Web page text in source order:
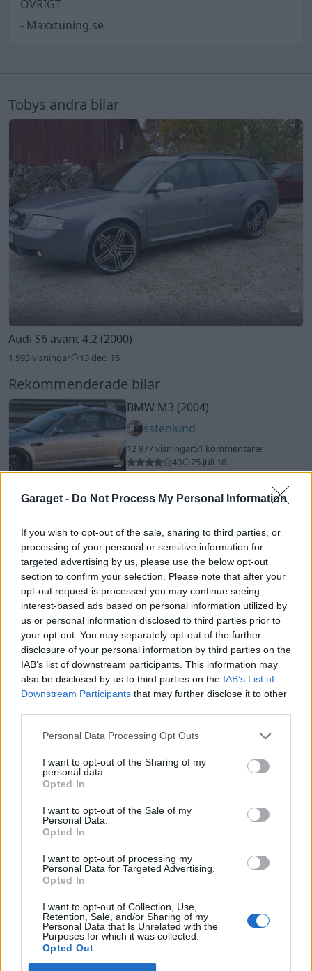
Garaget - Do Not Process My Personal Information
If you wish to opt-out of the sale, sharing to third parties, or
processing of your personal or sensitive information for
targeted advertising by us, please use the below opt-out
section to confirm your selection. Please note that after your
opt-out request is processed you may continue seeing
interest-based ads based on personal information utilized by
us or personal information disclosed to third parties prior to
your opt-out. You may separately opt-out of the further
disclosure of your personal information by third parties on the
IAB’s list of downstream participants. This information may
also be disclosed by us to third parties on the IAB’s List of
Downstream Participants that may further disclose it to other
Personal Data Processing Opt Outs
I want to opt-out of the Sharing of my
personal data.
Opted In
I want to opt-out of the Sale of my
Personal Data.
Opted In
I want to opt-out of processing my
Personal Data for Targeted Advertising.
Opted In
I want to opt-out of Collection, Use,
Retention, Sale, and/or Sharing of my
Personal Data that Is Unrelated with the
Purposes for which it was collected.
Opted Out
ÖVRIGT
- Maxxtuning.se
Tobys andra bilar
1
Audi S6 avant 4.2 (2000)
1 593 visningar 13 dec. 15
Rekommenderade bilar
10
BMW M3 (2004)
sstenlund
12 977 visningar51 kommentarer
40
25 juli 18
20 3
Nissan Skyline R33 GTS25T
fasthihi
47 145 visningar442 kommentarer
20 11
Skoda Fabia vRS"Skodmissile"
(2011)
FatManCustoms
68 518 visningar 64 kommentarer
339
10 juli 25
15
Volkswagen Passat 3C
43
24 aug. 17
pelle75
Freddan84
43 803 visningar50 kommentarer